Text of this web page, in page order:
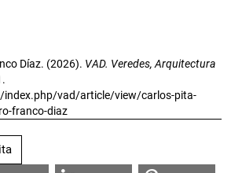
Díaz. (2026). VAD. Veredes, Arquitectura
index.php/vad/article/view/carlos-pita-
franco-diaz